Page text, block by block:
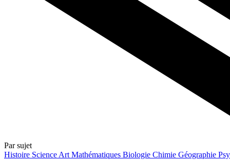
Par sujet
Histoire Science Art Mathématiques Biologie Chimie Géographie